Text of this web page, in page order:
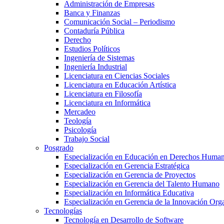
Administración de Empresas
Banca y Finanzas
Comunicación Social – Periodismo
Contaduría Pública
Derecho
Estudios Políticos
Ingeniería de Sistemas
Ingeniería Industrial
Licenciatura en Ciencias Sociales
Licenciatura en Educación Artística
Licenciatura en Filosofía
Licenciatura en Informática
Mercadeo
Teología
Psicología
Trabajo Social
Posgrado
Especialización en Educación en Derechos
Especialización en Gerencia Estratégica
Especialización en Gerencia de Proyectos
Especialización en Gerencia del Talento Humano
Especialización en Informática Educativa
Especialización en Gerencia de la Innovación
Tecnologías
Tecnología en Desarrollo de Software